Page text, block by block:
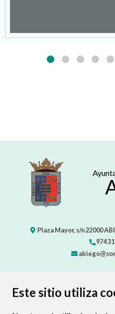
Este sitio utiliza
Plaza Mayor, s/n22000
974
CONTACTO MAPA
PROTECCIÓN DE DATOS